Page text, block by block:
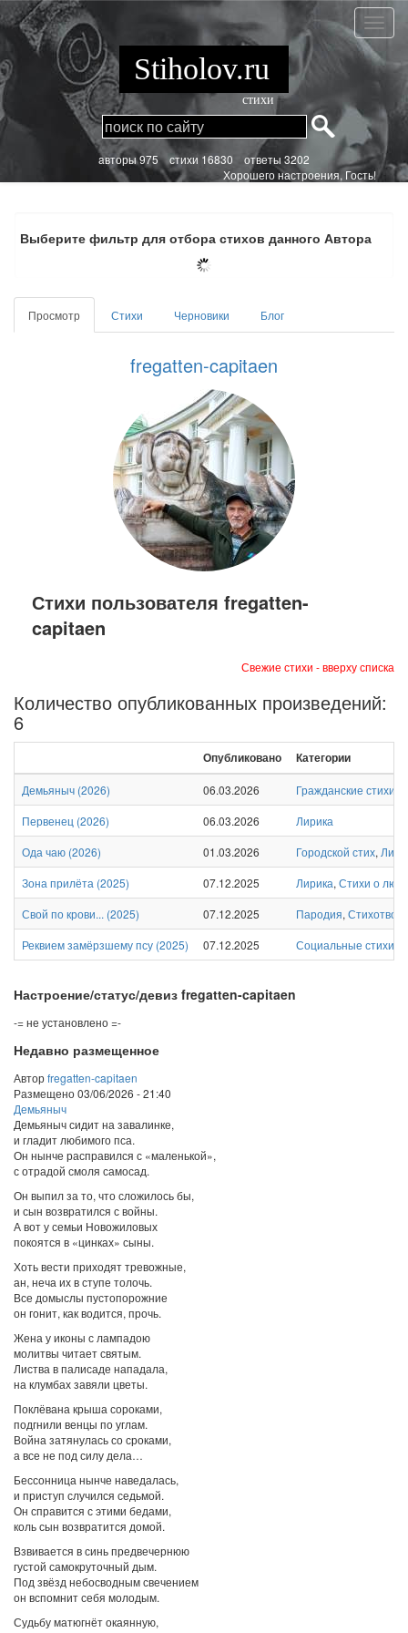
Перейти
к
основному
содержанию
Stiholov.ru
стихи
aвторы 975 стихи 16830 ответы 3202
Хорошего настроения, Гость!
Выберите фильтр для отбора стихов данного Автора
Главные
вкладки
Просмотр (активная
вкладка)
Стихи Черновики Блог
fregatten-capitaen
Стихи пользователя fregatten-
capitaen
Свежие стихи - вверху списка
Количество опубликованных произведений:
6
Опубликовано Категории
Демьяныч (2026) 06.03.2026 Гражданские стихи
Первенец (2026) 06.03.2026
Лирика
Ода чаю (2026) 01.03.2026 Городской стих,
Зона прилёта (2025) 07.12.2025 Лирика, Стихи о
Свой по крови... (2025) 07.12.2025 Пародия,
Реквием замёрзшему псу (2025) 07.12.2025 Социальные стихи
Настроение/статус/девиз fregatten-capitaen
-= не установлено =-
Недавно размещенное
Авторfregatten-capitaen
Размещено03/06/2026 - 21:40
Демьяныч
Демьяныч сидит на завалинке,
и гладит любимого пса.
Он нынче расправился с «маленькой»,
с отрадой смоля самосад.
Он выпил за то, что сложилось бы,
и сын возвратился с войны.
А вот у семьи Новожиловых
покоятся в «цинках» сыны.
Хоть вести приходят тревожные,
ан, неча их в ступе толочь.
Все домыслы пустопорожние
он гонит, как водится, прочь.
Жена у иконы с лампадою
молитвы читает святым.
Листва в палисаде нападала,
на клумбах завяли цветы.
Поклёвана крыша сороками,
подгнили венцы по углам.
Война затянулась со сроками,
а все не под силу дела…
Бессонница нынче наведалась,
и приступ случился седьмой.
Он справится с этими бедами,
коль сын возвратится домой.
Взвивается в синь предвечернюю
густой самокруточный дым.
Под звёзд небосводным свечением
он вспомнит себя молодым.
Судьбу матюгнёт окаянную,